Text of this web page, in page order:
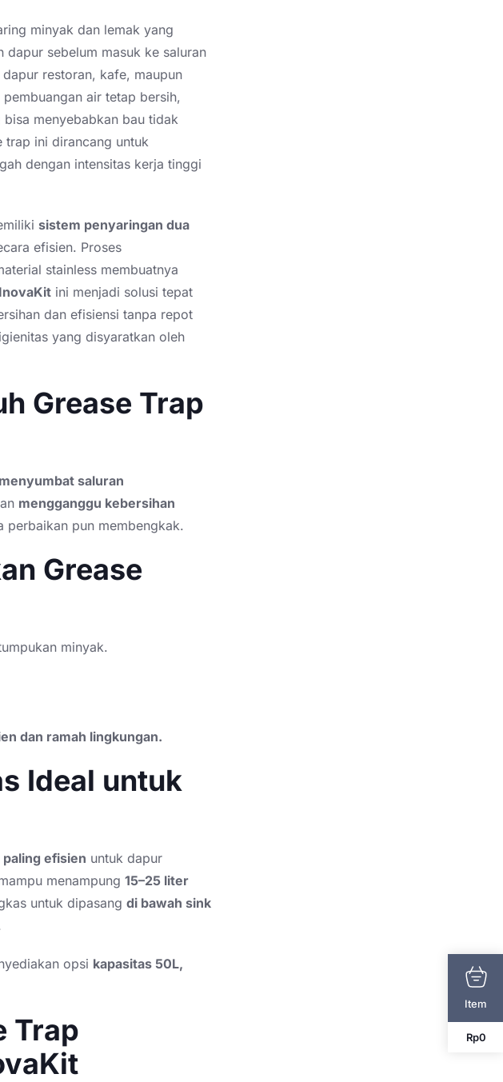
minyak dan lemak yang
sebelum masuk ke saluran
restoran, kafe, maupun
air tetap bersih,
menyebabkan bau tidak
trap ini dirancang untuk
dengan intensitas kerja tinggi
sistem penyaringan dua
efisien. Proses
stainless membuatnya
InovaKit ini menjadi solusi tepat
dan efisiensi tanpa repot
yang disyaratkan oleh
Grease Trap
menyumbat saluran
mengganggu kebersihan
pun membengkak.
Grease
minyak.
dan ramah lingkungan.
Ideal untuk
paling efisien untuk dapur
menampung 15–25 liter
untuk dipasang di bawah sink
opsi kapasitas 50L,
Trap
Item
Rp0